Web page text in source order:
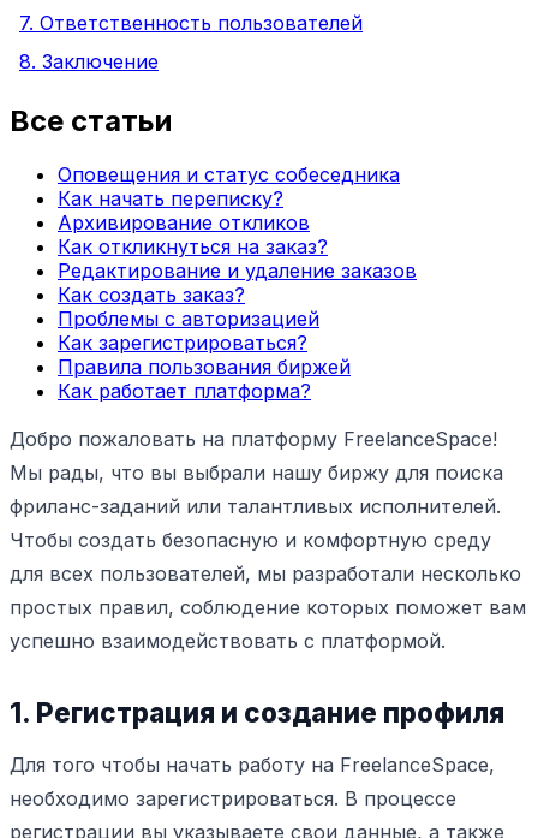
7. Ответственность пользователей
8. Заключение
Все статьи
Оповещения и статус собеседника
Как начать переписку?
Архивирование откликов
Как откликнуться на заказ?
Редактирование и удаление заказов
Как создать заказ?
Проблемы с авторизацией
Как зарегистрироваться?
Правила пользования биржей
Как работает платформа?
Добро пожаловать на платформу FreelanceSpace!
Мы рады, что вы выбрали нашу биржу для поиска
фриланс-заданий или талантливых исполнителей.
Чтобы создать безопасную и комфортную среду
для всех пользователей, мы разработали несколько
простых правил, соблюдение которых поможет вам
успешно взаимодействовать с платформой.
1. Регистрация и создание профиля
Для того чтобы начать работу на FreelanceSpace,
необходимо зарегистрироваться. В процессе
регистрации вы указываете свои данные, а также